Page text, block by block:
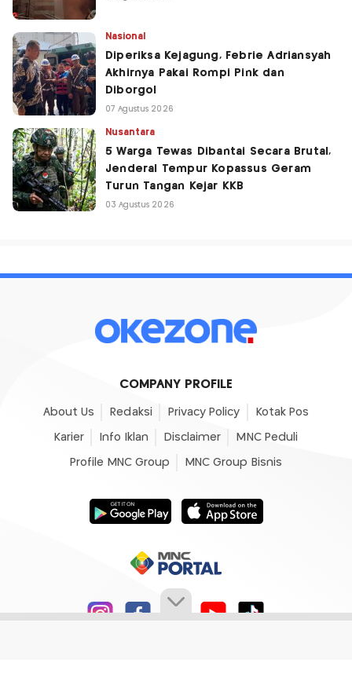
Nasional
Diperiksa Kejagung, Febrie Adriansyah
Akhirnya Pakai Rompi Pink dan
Diborgol
07 Agustus 2026
Nusantara
5 Warga Tewas Dibantai Secara Brutal,
Jenderal Tempur Kopassus Geram
Turun Tangan Kejar KKB
03 Agustus 2026
COMPANY PROFILE
About Us Redaksi Privacy Policy Kotak Pos
Karier Info Iklan Disclaimer MNC Peduli
Profile MNC Group MNC Group Bisnis